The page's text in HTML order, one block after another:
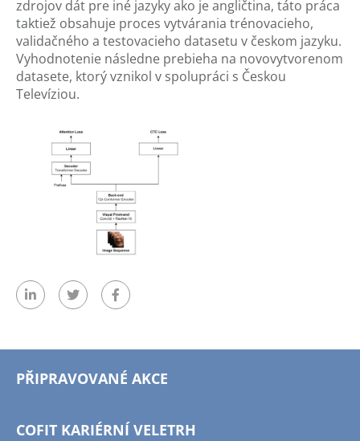
zdrojov dát pre iné jazyky ako je angličtina, táto práca
taktiež obsahuje proces vytvárania trénovacieho,
validačného a testovacieho datasetu v českom jazyku.
Vyhodnotenie následne prebieha na novovytvorenom
datasete, ktorý vznikol v spolupráci s Českou
Televíziou.
PŘIPRAVOVANÉ AKCE
COFIT KARIÉRNÍ VELETRH